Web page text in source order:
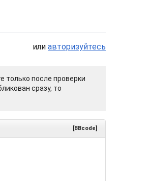
или авторизуйтесь
только после проверки
сразу, то
[BBcode]